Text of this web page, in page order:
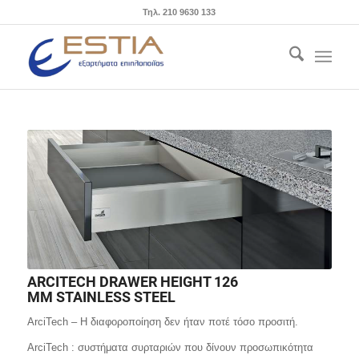
Τηλ. 210 9630 133
ARCITECH DRAWER HEIGHT 126
MM STAINLESS STEEL
ArciTech – Η διαφοροποίηση δεν ήταν ποτέ τόσο προσιτή.
ArciTech : συστήματα συρταριών που δίνουν προσωπικότητα